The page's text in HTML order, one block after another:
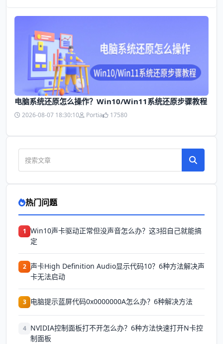
电脑系统还原怎么操作？Win10/Win11系统还原步骤教程
2026-08-07 18:30:10 Portia 17580
热门问题
1 Win10声卡驱动正常但没声音怎么办？这3招自己就能搞
定
2 声卡High Definition Audio显示代码10？6种方法解决声
卡无法启动
3 电脑提示蓝屏代码0x0000000A怎么办？6种解决方法
4 NVIDIA控制面板打不开怎么办？6种方法快速打开N卡控
制面板